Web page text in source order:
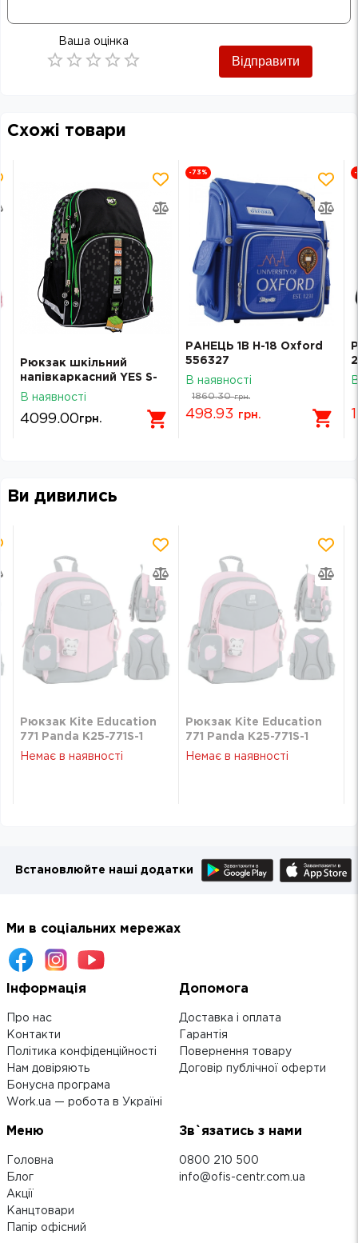
Ваша оцінка
Відправити
Схожі товари
Рюкзак шкільний
напівкаркасний YES S-
100 Minecraft Game
В наявності
4099.00грн.
-73%
РАНЕЦЬ 1В H-18 Oxford
556327
В наявності
1860.30 грн.
498.93 грн.
-
Ви дивились
Рюкзак Kite Education
771 Panda K25-771S-1
Немає в наявності
Рюкзак Kite Education
771 Panda K25-771S-1
Немає в наявності
Встановлюйте наші додатки
Ми в соціальних мережах
Інформація
Про нас
Контакти
Політика конфіденційності
Нам довіряють
Бонусна програма
Work.ua — робота в Україні
Допомога
Доставка і оплата
Гарантія
Повернення товару
Договір публічної оферти
Меню
Головна
Блог
Акції
Канцтовари
Папір офісний
Зв`язатись з нами
0800 210 500
info@ofis-centr.com.ua